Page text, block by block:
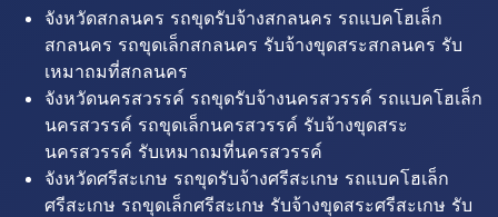
จังหวัดสกลนคร รถขุดรับจ้างสกลนคร รถแบคโฮเล็ก
สกลนคร รถขุดเล็กสกลนคร รับจ้างขุดสระสกลนคร รับ
เหมาถมที่สกลนคร
จังหวัดนครสวรรค์ รถขุดรับจ้างนครสวรรค์ รถแบคโฮเล็ก
นครสวรรค์ รถขุดเล็กนครสวรรค์ รับจ้างขุดสระ
นครสวรรค์ รับเหมาถมที่นครสวรรค์
จังหวัดศรีสะเกษ รถขุดรับจ้างศรีสะเกษ รถแบคโฮเล็ก
ศรีสะเกษ รถขุดเล็กศรีสะเกษ รับจ้างขุดสระศรีสะเกษ รับ